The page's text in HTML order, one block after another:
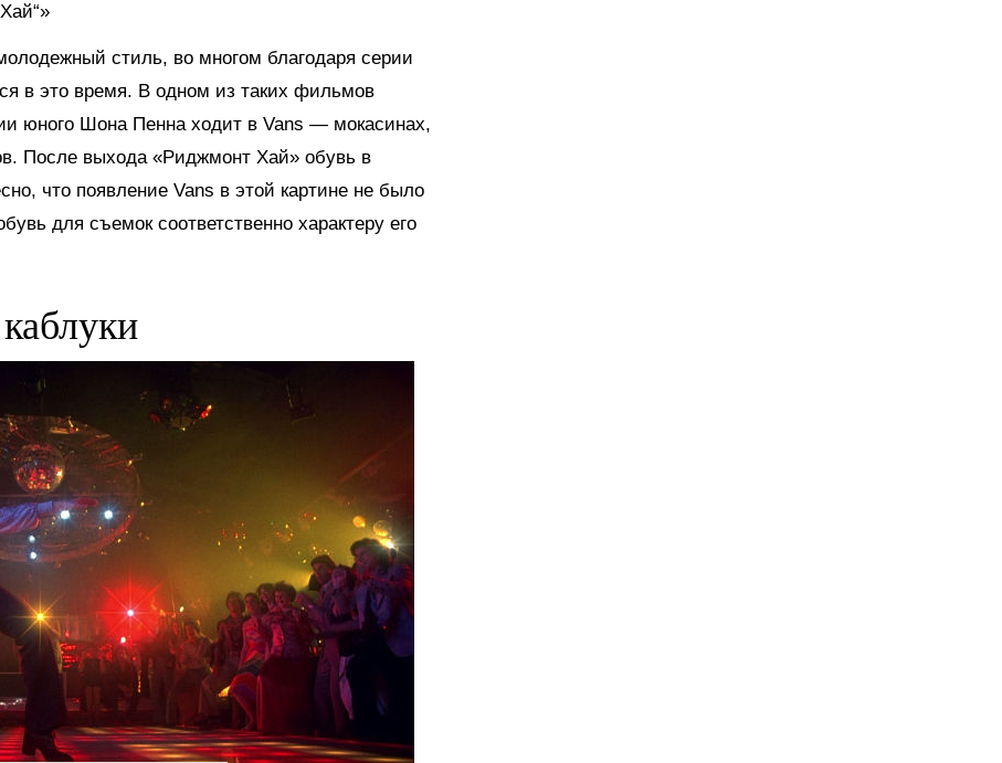
стиль, во многом благодаря серии
в это время. В одном из таких фильмов
юного Шона Пенна ходит в Vans — мокасинах,
После выхода «Риджмонт Хай» обувь в
что появление Vans в этой картине не было
для съемок соответственно характеру его